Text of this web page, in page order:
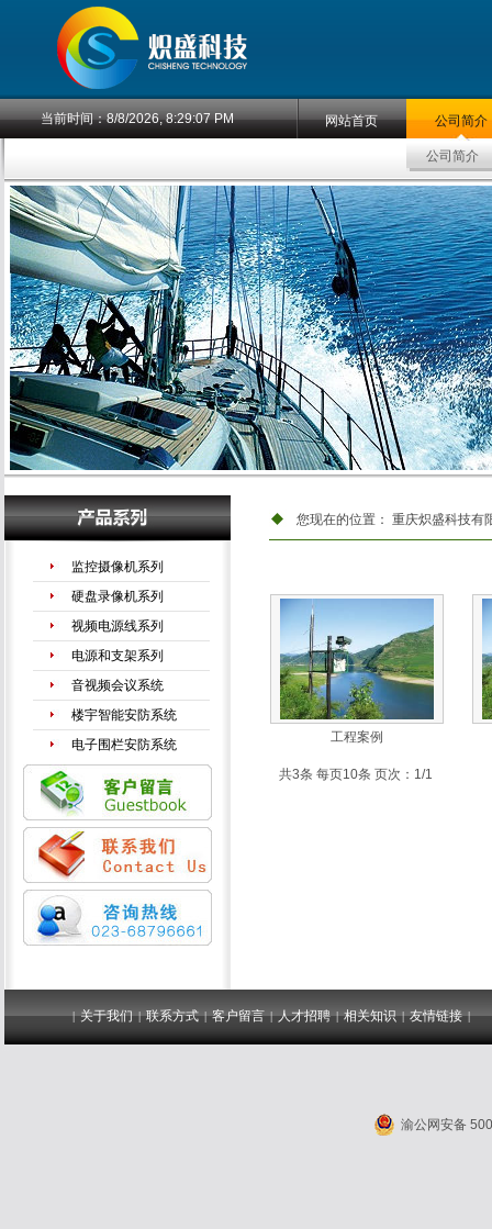
当前时间：8/8/2026, 8:29:07 PM 网站首页 公司简介
公司简介
监控摄像机系列
硬盘录像机系列
视频电源线系列
电源和支架系列
音视频会议系统
楼宇智能安防系统
电子围栏安防系统
手机信号放大器
LED液晶拼接系列
您现在的位置： 重庆炽盛科技有
工程案例
共3条 每页10条 页次：1/1
|关于我们 |联系方式 |客户留言 |人才招聘 |相关知识 |友情链接 |
渝公网安备